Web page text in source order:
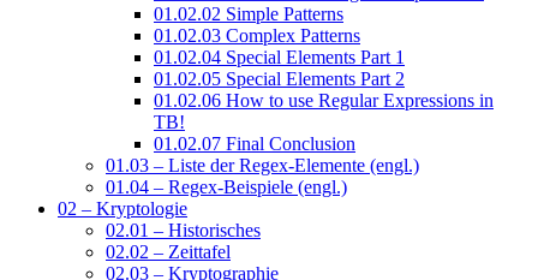
01.02.02 Simple Patterns
01.02.03 Complex Patterns
01.02.04 Special Elements Part 1
01.02.05 Special Elements Part 2
01.02.06 How to use Regular Expressions in
TB!
01.02.07 Final Conclusion
01.03 – Liste der Regex-Elemente (engl.)
01.04 – Regex-Beispiele (engl.)
02 – Kryptologie
02.01 – Historisches
02.02 – Zeittafel
02.03 – Kryptographie